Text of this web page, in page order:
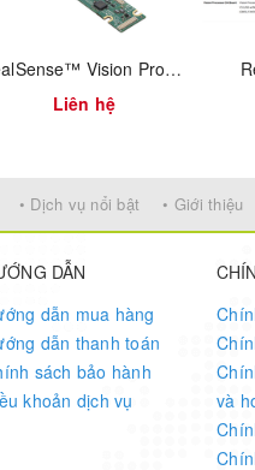
RealSense™ Vision Processor
Liên hệ
• Dịch vụ nổi bật • Giới thiệu
DẪN
dẫn mua hàng
dẫn thanh toán
sách bảo hành
khoản dịch vụ
và